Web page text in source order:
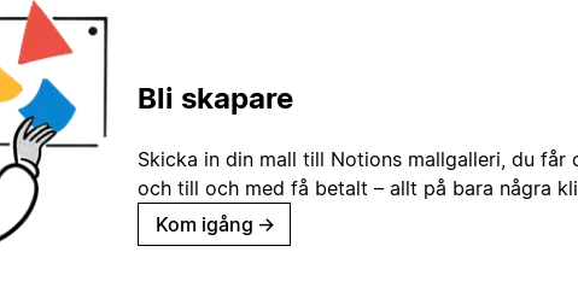
Bli skapare
Skicka in din mall till Notions mallgalleri, du får
och till och med få betalt – allt på bara några
Kom igång →